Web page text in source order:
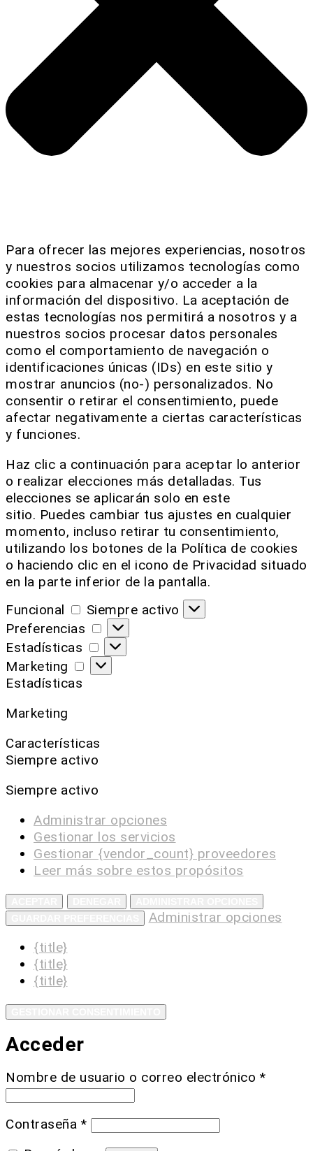
Para ofrecer las mejores experiencias, nosotros
y nuestros socios utilizamos tecnologías como
cookies para almacenar y/o acceder a la
información del dispositivo. La aceptación de
estas tecnologías nos permitirá a nosotros y a
nuestros socios procesar datos personales
como el comportamiento de navegación o
identificaciones únicas (IDs) en este sitio y
mostrar anuncios (no-) personalizados. No
consentir o retirar el consentimiento, puede
afectar negativamente a ciertas características
y funciones.
Haz clic a continuación para aceptar lo anterior
o realizar elecciones más detalladas. Tus
elecciones se aplicarán solo en este
sitio. Puedes cambiar tus ajustes en cualquier
momento, incluso retirar tu consentimiento,
utilizando los botones de la Política de cookies
o haciendo clic en el icono de Privacidad situado
en la parte inferior de la pantalla.
Funcional
Siempre activo
Preferencias
Estadísticas
Marketing
Estadísticas
Marketing
Características
Siempre activo
Siempre activo
Administrar opciones
Gestionar los servicios
Gestionar {vendor_count} proveedores
Leer más sobre estos propósitos
Administrar opciones
{title}
{title}
{title}
Acceder
Nombre de usuario o correo electrónico *
Contraseña *